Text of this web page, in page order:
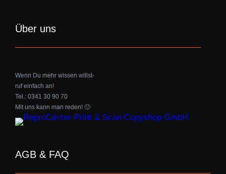
Über uns
Wenn Du mehr wissen willst-
ruf einfach an!
Tel.: 0341 30 90 70
Mit uns kann man reden! 🙂
AGB & FAQ